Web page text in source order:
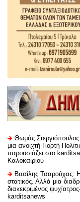
Θωμάς
μια ανοιχτή Γιορτή
παρουσιάζει στο
Καλοκαιριού
Βασίλης Τσαρούχας: Η
στατικός. Αλλά μια
διακεκριμένος
karditsanews